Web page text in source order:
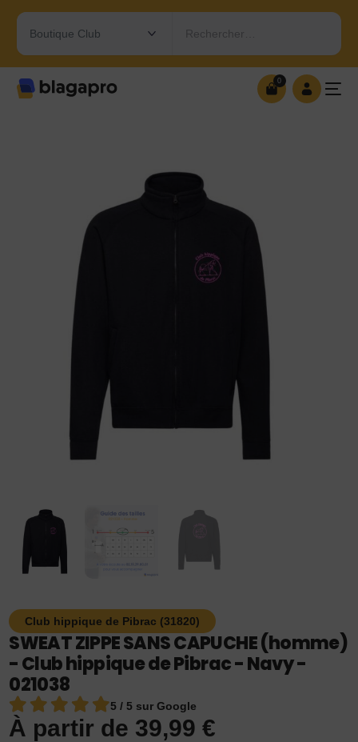
Rechercher…
0
Club hippique de Pibrac (31820)
SWEAT ZIPPE SANS CAPUCHE (homme)
- Club hippique de Pibrac - Navy -
021038
5 / 5 sur Google
À partir de 39,99€